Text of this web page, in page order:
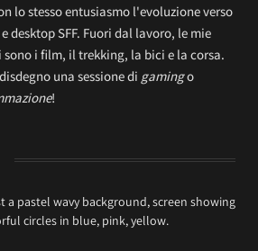
lo stesso entusiasmo l'evoluzione verso
desktop SFF. Fuori dal lavoro, le mie
sono i film, il trekking, la bici e la corsa.
una sessione di gamingo
!